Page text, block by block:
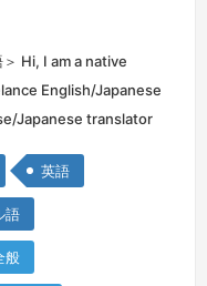
国
＞ Hi, I am a native
English/Japanese
Japanese translator
now. I have more
a translator rath…
英語
語
般